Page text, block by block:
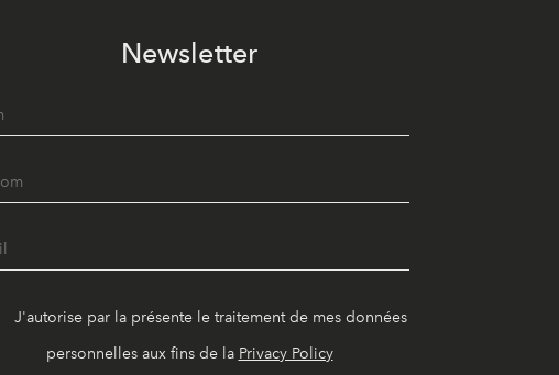
Newsletter
J'autorise par la présente le traitement de mes données
personnelles aux fins de la Privacy Policy